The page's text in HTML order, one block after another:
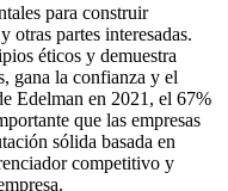
para construir
otras partes interesadas.
éticos y demuestra
gana la confianza y el
Edelman en 2021, el 67%
que las empresas
sólida basada en
competitivo y